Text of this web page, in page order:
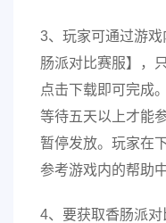
3、玩家可通过游
肠派对比赛服】，
点击下载即可完成
等待五天以上才能
暂停发放。玩家在
参考游戏内的帮助
4、要获取香肠派